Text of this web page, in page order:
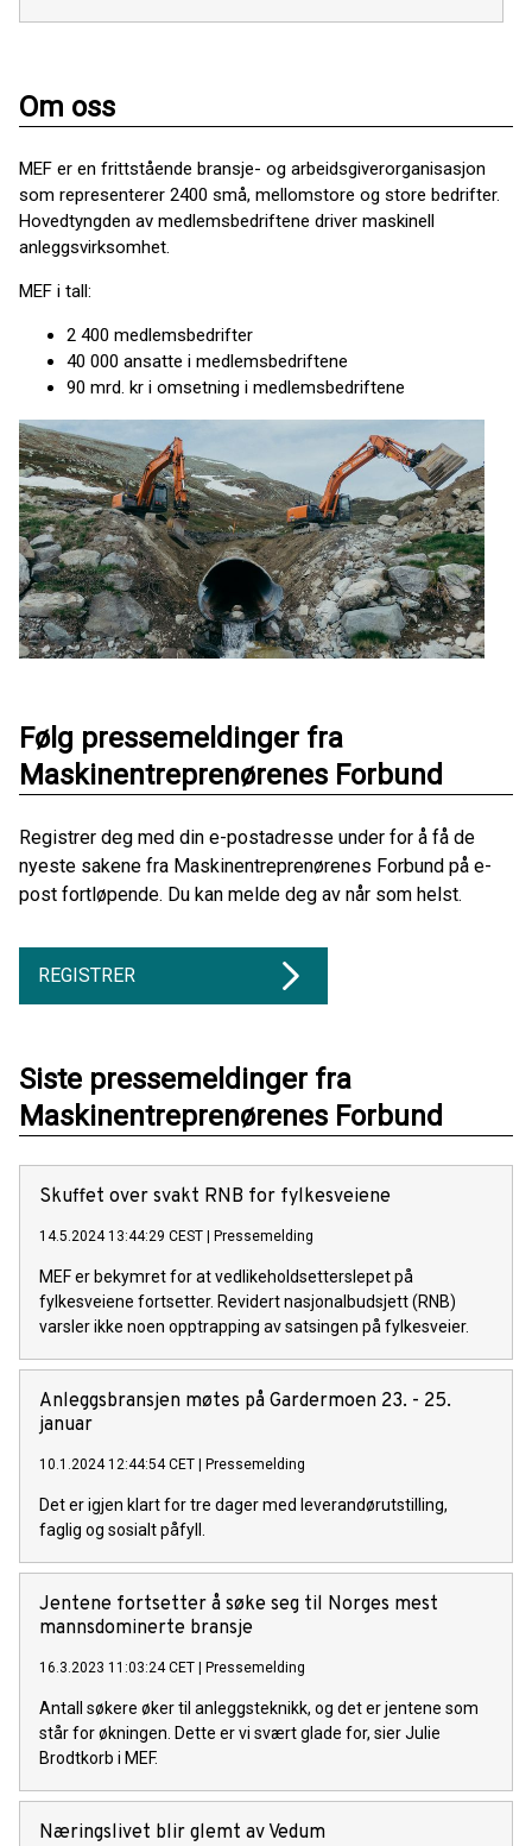
Om oss
MEF er en frittstående bransje- og arbeidsgiverorganisasjon
som representerer 2400 små, mellomstore og store bedrifter.
Hovedtyngden av medlemsbedriftene driver maskinell
anleggsvirksomhet.
MEF i tall:
2 400 medlemsbedrifter
40 000 ansatte i medlemsbedriftene
90 mrd. kr i omsetning i medlemsbedriftene
Følg pressemeldinger fra
Maskinentreprenørenes Forbund
Registrer deg med din e-postadresse under for å få de
nyeste sakene fra Maskinentreprenørenes Forbund på e-
post fortløpende. Du kan melde deg av når som helst.
REGISTRER
Siste pressemeldinger fra
Maskinentreprenørenes Forbund
Skuffet over svakt RNB for fylkesveiene
14.5.2024 13:44:29 CEST | Pressemelding
MEF er bekymret for at vedlikeholdsetterslepet på
fylkesveiene fortsetter. Revidert nasjonalbudsjett (RNB)
varsler ikke noen opptrapping av satsingen på fylkesveier.
Anleggsbransjen møtes på Gardermoen 23. - 25.
januar
10.1.2024 12:44:54 CET | Pressemelding
Det er igjen klart for tre dager med leverandørutstilling,
faglig og sosialt påfyll.
Jentene fortsetter å søke seg til Norges mest
mannsdominerte bransje
16.3.2023 11:03:24 CET | Pressemelding
Antall søkere øker til anleggsteknikk, og det er jentene som
står for økningen. Dette er vi svært glade for, sier Julie
Brodtkorb i MEF.
Næringslivet blir glemt av Vedum